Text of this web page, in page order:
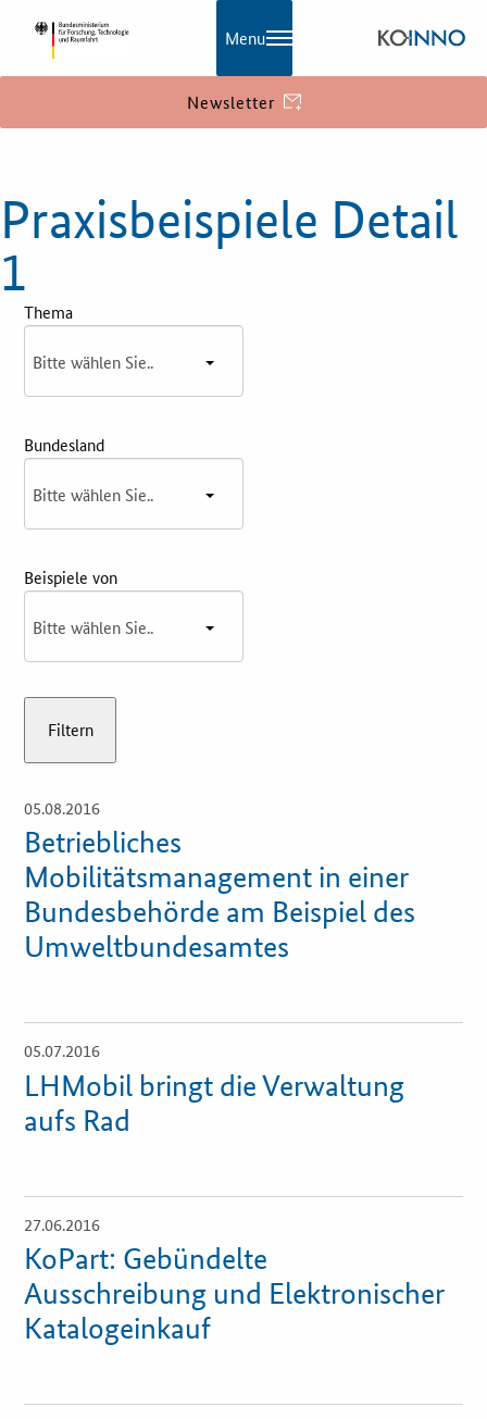
Navigation
Aktuelles
Publikationen
Netzwerk
Förderprogramme
Weitere Informationen
Kontakt
Öffentliche Auftraggeber
Innovative Beschaffung
Bewertungsmethoden-Lotse
KOINNOvationsplatz
Preis-Leistungs-Gewichtungs-Check
Toolbox
Vergabe-Wahl-O-Mat
Zertifizierung
Menu
Newsletter
Praxisbeispiele Detail
1
Thema
Bundesland
Beispiele von
05.08.2016
Betriebliches
Mobilitätsmanagement in einer
Bundesbehörde am Beispiel des
Umweltbundesamtes
Öffnet
Einzelsicht
05.07.2016
LHMobil bringt die Verwaltung
aufs Rad
Öffnet
Einzelsicht
27.06.2016
KoPart: Gebündelte
Ausschreibung und Elektronischer
Katalogeinkauf
Öffnet
Einzelsicht